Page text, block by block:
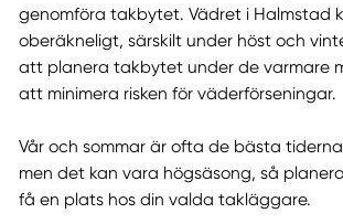
genomföra takbytet. Vädret i Halmstad
oberäkneligt, särskilt under höst och
att planera takbytet under de varmare
att minimera risken för väderförseningar.
Vår och sommar är ofta de bästa
men det kan vara högsäsong, så
få en plats hos din valda takläggare.